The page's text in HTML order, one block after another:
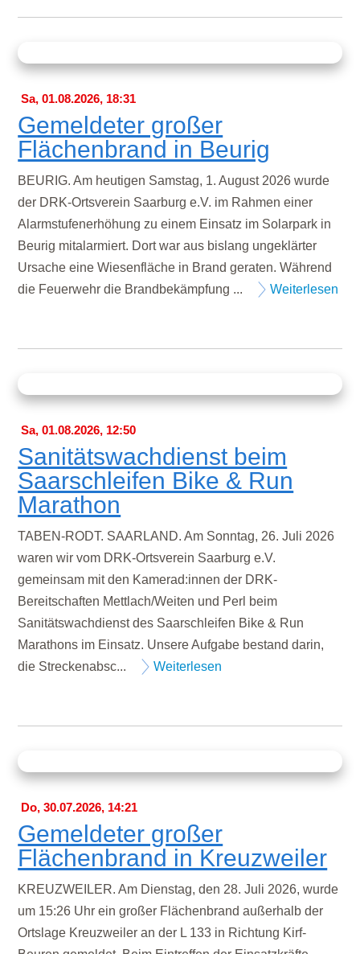
Sa, 01.08.2026, 18:31
Gemeldeter großer
Flächenbrand in Beurig
BEURIG. Am heutigen Samstag, 1. August 2026 wurde
der DRK-Ortsverein Saarburg e.V. im Rahmen einer
Alarmstufenerhöhung zu einem Einsatz im Solarpark in
Beurig mitalarmiert. Dort war aus bislang ungeklärter
Ursache eine Wiesenfläche in Brand geraten. Während
die Feuerwehr die Brandbekämpfung ...
Weiterlesen
Sa, 01.08.2026, 12:50
Sanitätswachdienst beim
Saarschleifen Bike & Run
Marathon
TABEN-RODT. SAARLAND. Am Sonntag, 26. Juli 2026
waren wir vom DRK-Ortsverein Saarburg e.V.
gemeinsam mit den Kamerad:innen der DRK-
Bereitschaften Mettlach/Weiten und Perl beim
Sanitätswachdienst des Saarschleifen Bike & Run
Marathons im Einsatz. Unsere Aufgabe bestand darin,
die Streckenabsc...
Weiterlesen
Do, 30.07.2026, 14:21
Gemeldeter großer
Flächenbrand in Kreuzweiler
KREUZWEILER. Am Dienstag, den 28. Juli 2026, wurde
um 15:26 Uhr ein großer Flächenbrand außerhalb der
Ortslage Kreuzweiler an der L 133 in Richtung Kirf-